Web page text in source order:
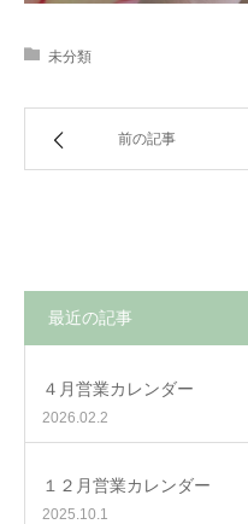
未分類
前の記事
最近の記事
４月営業カレンダー
2026.02.2
１２月営業カレンダー
2025.10.1